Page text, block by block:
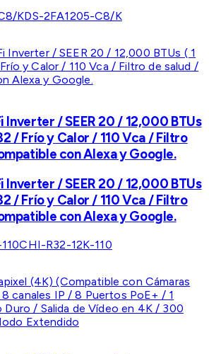
KDS-2FA1205-C8/K
Inverter / SEER 20 / 12,000 BTUs
/ Frío y Calor / 110 Vca / Filtro
con Alexa y Google.
Inverter / SEER 20 / 12,000 BTUs
/ Frío y Calor / 110 Vca / Filtro
con Alexa y Google.
CHI-R32-12K-110